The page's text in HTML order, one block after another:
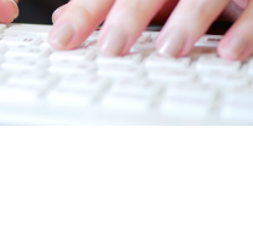
資料ダウンロード
Download
製品資料を
ダウンロードできます